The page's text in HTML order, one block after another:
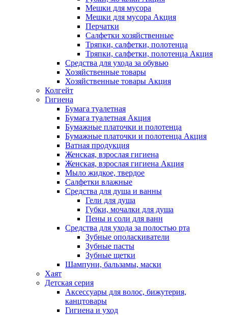
Мешки для мусора
Мешки для мусора Акция
Перчатки
Салфетки хозяйственные
Тряпки, салфетки, полотенца
Тряпки, салфетки, полотенца Акция
Средства для ухода за обувью
Хозяйственные товары
Хозяйственные товары Акция
Колгейт
Гигиена
Бумага туалетная
Бумага туалетная Акция
Бумажные платочки и полотенца
Бумажные платочки и полотенца Акция
Ватная продукция
Женская, взрослая гигиена
Женская, взрослая гигиена Акция
Мыло жидкое, твердое
Салфетки влажные
Средства для душа и ванны
Гели для душа
Губки, мочалки для душа
Пены и соли для ванн
Средства для ухода за полостью рта
Зубные ополаскиватели
Зубные пасты
Зубные щетки
Шампуни, бальзамы, маски
Хаят
Детская серия
Аксессуары для волос, бижутерия,
канцтовары
Гигиена и уход